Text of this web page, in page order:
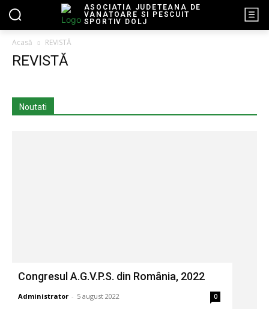
ASOCIATIA JUDETEANA DE
VANATOARE SI PESCUIT
SPORTIV DOLJ
Acasă REVISTĂ
REVISTĂ
Noutati
Congresul A.G.V.P.S. din România, 2022
Administrator - 5 august 2022 0